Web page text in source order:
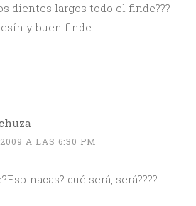
dientes largos todo el finde???
y buen finde.
A LAS 6:30 PM
qué será, será????